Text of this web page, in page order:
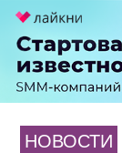
НОВОСТИ